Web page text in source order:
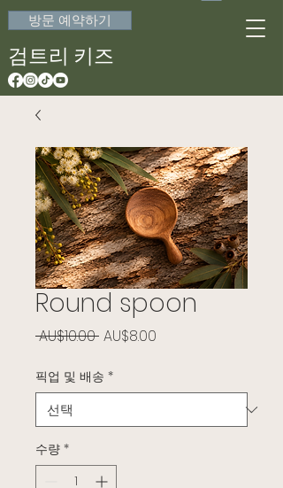
방문 예약하기
검트리 키즈
Round spoon
AU$10.00 일반가
AU$8.00
픽업 및 배송 *
수량 *